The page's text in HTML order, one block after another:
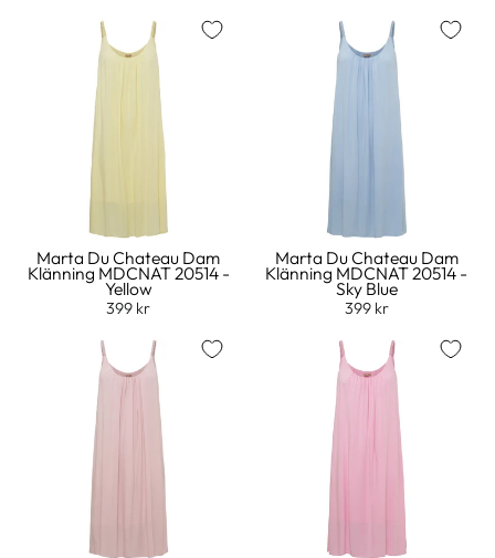
Marta Du Chateau Dam
Klänning MDCNAT 20514 -
Yellow
399 kr
Marta Du Chateau Dam
Klänning MDCNAT 20514 -
Sky Blue
399 kr